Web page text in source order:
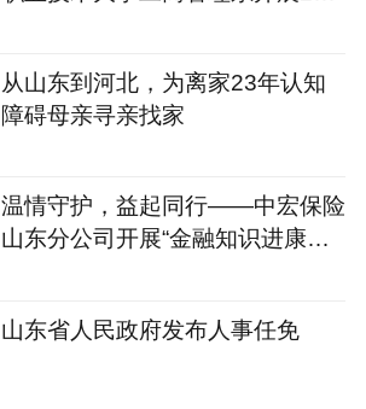
从山东到河北，为离家23年认知
障碍母亲寻亲找家
温情守护，益起同行——中宏保险
山东分公司开展“金融知识进康
山东省人民政府发布人事任免